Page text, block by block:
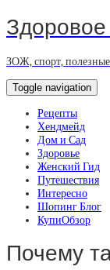
ЗОЖ, спорт,
Toggle navigation
Рецепты
Хендмейд
Дом и Сад
Здоровье
Женский Гид
Путешествия
Интересно
Шопинг Блог
КупиОбзор
Почему